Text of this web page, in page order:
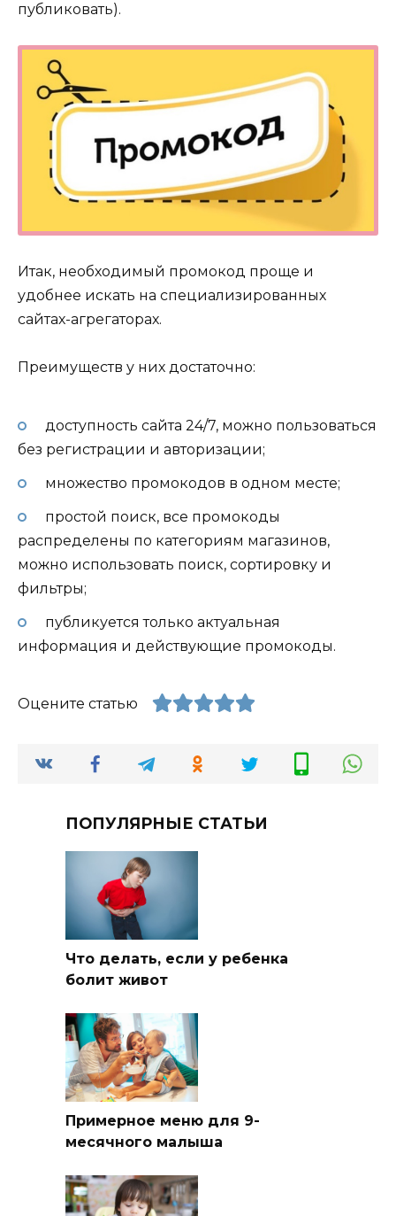
публиковать).
Итак, необходимый промокод проще и
удобнее искать на специализированных
сайтах-агрегаторах.
Преимуществ у них достаточно:
доступность сайта 24/7, можно пользоваться
без регистрации и авторизации;
множество промокодов в одном месте;
простой поиск, все промокоды
распределены по категориям магазинов,
можно использовать поиск, сортировку и
фильтры;
публикуется только актуальная
информация и действующие промокоды.
Оцените статью
ПОПУЛЯРНЫЕ СТАТЬИ
Что делать, если у ребенка
болит живот
Примерное меню для 9-
месячного малыша